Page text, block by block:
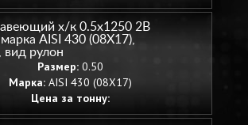
х/к 0.5х1250 2B
AISI 430 (08Х17),
вид рулон
Размер:0.50
Марка:AISI 430 (08Х17)
Цена за тонну: